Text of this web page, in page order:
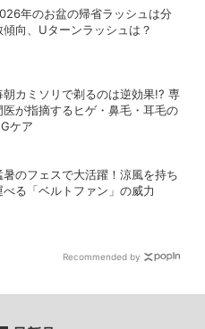
年のお盆の帰省ラッシュは分
傾向、Uターンラッシュは？
朝カミソリで剃るのは逆効果!? 専
医が指摘するヒゲ・鼻毛・耳毛の
ケア
暑のフェスで大活躍！涼風を持ち
べる「ベルトファン」の威力
Recommended by